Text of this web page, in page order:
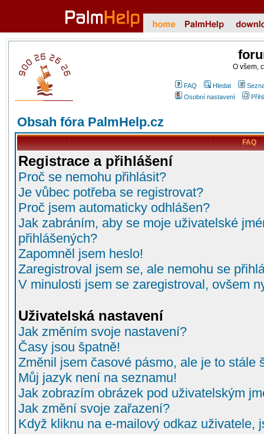
O všem,
FAQ Hledat
Osobní nastavení
Obsah fóra PalmHelp.cz
FAQ
Registrace a přihlášení
Proč se nemohu přihlásit?
Je vůbec potřeba se registrovat?
Proč jsem automaticky odhlášen?
Jak zabráním, aby se moje uživatelské
přihlášených?
Zapomněl jsem heslo!
Zaregistroval jsem se, ale nemohu se
V minulosti jsem se zaregistroval, ovšem
Uživatelská nastavení
Jak změním svoje nastavení?
Časy jsou špatně!
Změnil jsem časové pásmo, ale je to stále
Můj jazyk není na seznamu!
Jak zobrazím obrázek pod uživatelským
Jak změní svoje zařazení?
Když kliknu na e-mailový odkaz uživatele,